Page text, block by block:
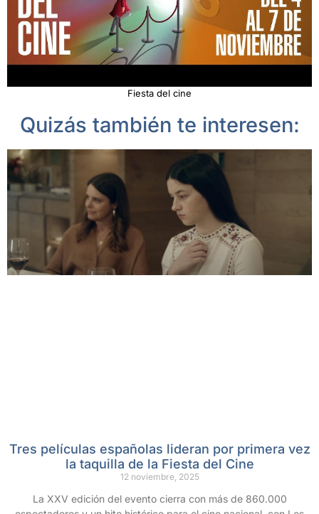
Fiesta del cine
Quizás también te interesen:
Tres películas españolas lideran por primera vez
la taquilla de la Fiesta del Cine
12 noviembre, 2025
La XXV edición del evento cierra con más de 860.000